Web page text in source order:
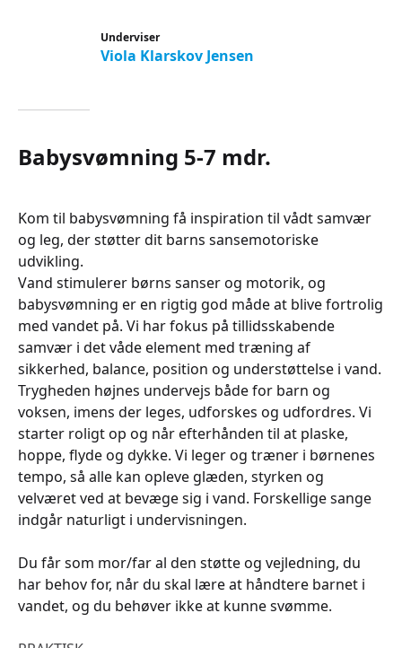
Underviser
Viola Klarskov Jensen
Babysvømning 5-7 mdr.
Kom til babysvømning få inspiration til vådt samvær
og leg, der støtter dit barns sansemotoriske
udvikling.
Vand stimulerer børns sanser og motorik, og
babysvømning er en rigtig god måde at blive fortrolig
med vandet på. Vi har fokus på tillidsskabende
samvær i det våde element med træning af
sikkerhed, balance, position og understøttelse i vand.
Trygheden højnes undervejs både for barn og
voksen, imens der leges, udforskes og udfordres. Vi
starter roligt op og når efterhånden til at plaske,
hoppe, flyde og dykke. Vi leger og træner i børnenes
tempo, så alle kan opleve glæden, styrken og
velværet ved at bevæge sig i vand. Forskellige sange
indgår naturligt i undervisningen.
Du får som mor/far al den støtte og vejledning, du
har behov for, når du skal lære at håndtere barnet i
vandet, og du behøver ikke at kunne svømme.